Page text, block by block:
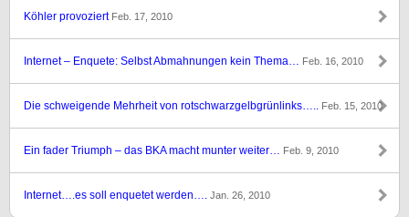
Köhler provoziert Feb. 17, 2010
Internet – Enquete: Selbst Abmahnungen kein Thema… Feb. 16, 2010
Die schweigende Mehrheit von rotschwarzgelbgrünlinks….. Feb. 15, 2010
Ein fader Triumph – das BKA macht munter weiter… Feb. 9, 2010
Internet….es soll enquetet werden…. Jan. 26, 2010